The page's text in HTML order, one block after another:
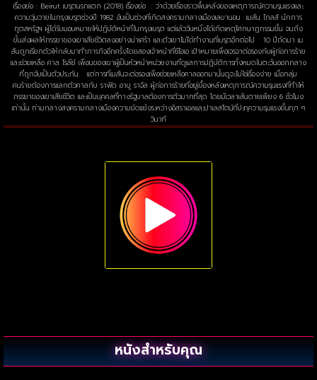
เรื่องย่อ : Beirut เบรุตนรกแตก (2018) เรื่องย่อ : ว่าด้วยเรื่องราวพื้นหลังของเหตุการณ์ความรุนแรงและ
ความวุ่นวายในกรุงเบรุตช่วงปี 1982 อันเป็นช่วงที่เกิดสงครามกลางเมืองเลบานอน เมสัน ไกลส์ นักการ
ทูตสหรัฐฯ ผู้ได้รับมอบหมายให้ปฏิบัติหน้าที่ในกรุงเบรุต แต่แล้ววันหนึ่งได้เกิดเหตุโศกนาฏกรรมขึ้น จนถึง
ขั้นส่งผลให้ภรรยาของเขาเสียชีวิตลงอย่างน่าเศร้า และตัวเขาไม่ได้ทำงานที่เบรุตอีกต่อไป 10 ปีถัดมา เม
สันถูกเรียกตัวให้กลับมาทำภารกิจอีกครั้งโดยสองเจ้าหน้าที่ซีไอเอ เป้าหมายเพื่อเจรจาต่อรองกับผู้ก่อการร้าย
และช่วยเหลือ คาล ไรลีย์ เพื่อนของเขาผู้เป็นหัวหน้าหน่วยงานที่ดูแลการปฏิบัติการทั้งหมดในตะวันออกกลาง
ที่ถูกจับเป็นตัวประกัน แต่การที่เมสันจะต่อรองเพื่อช่วยเหลือคาลออกมานั้นดูจะไม่ใช่เรื่องง่าย เมื่อกลุ่ม
คนร้ายต้องการแลกตัวคาลกับ ราฟิด อาบู ราจัล ผู้ก่อการร้ายที่อยู่เบื้องหลังเหตุการณ์ความรุนแรงที่ทำให้
ภรรยาของเขาเสียชีวิต และเป็นบุคคลที่ทางรัฐบาลต้องการตัวมากที่สุด โดยมีเวลาเส้นตายเพียง 6 ชั่วโมง
เท่านั้น ท่ามกลางสงครามกลางเมืองความขัดแย้งระหว่างอิสราเอลและปาเลสไตน์ที่ปะทุความรุนแรงขึ้นทุก ๆ
วินาที
หนังสำหรับคุณ